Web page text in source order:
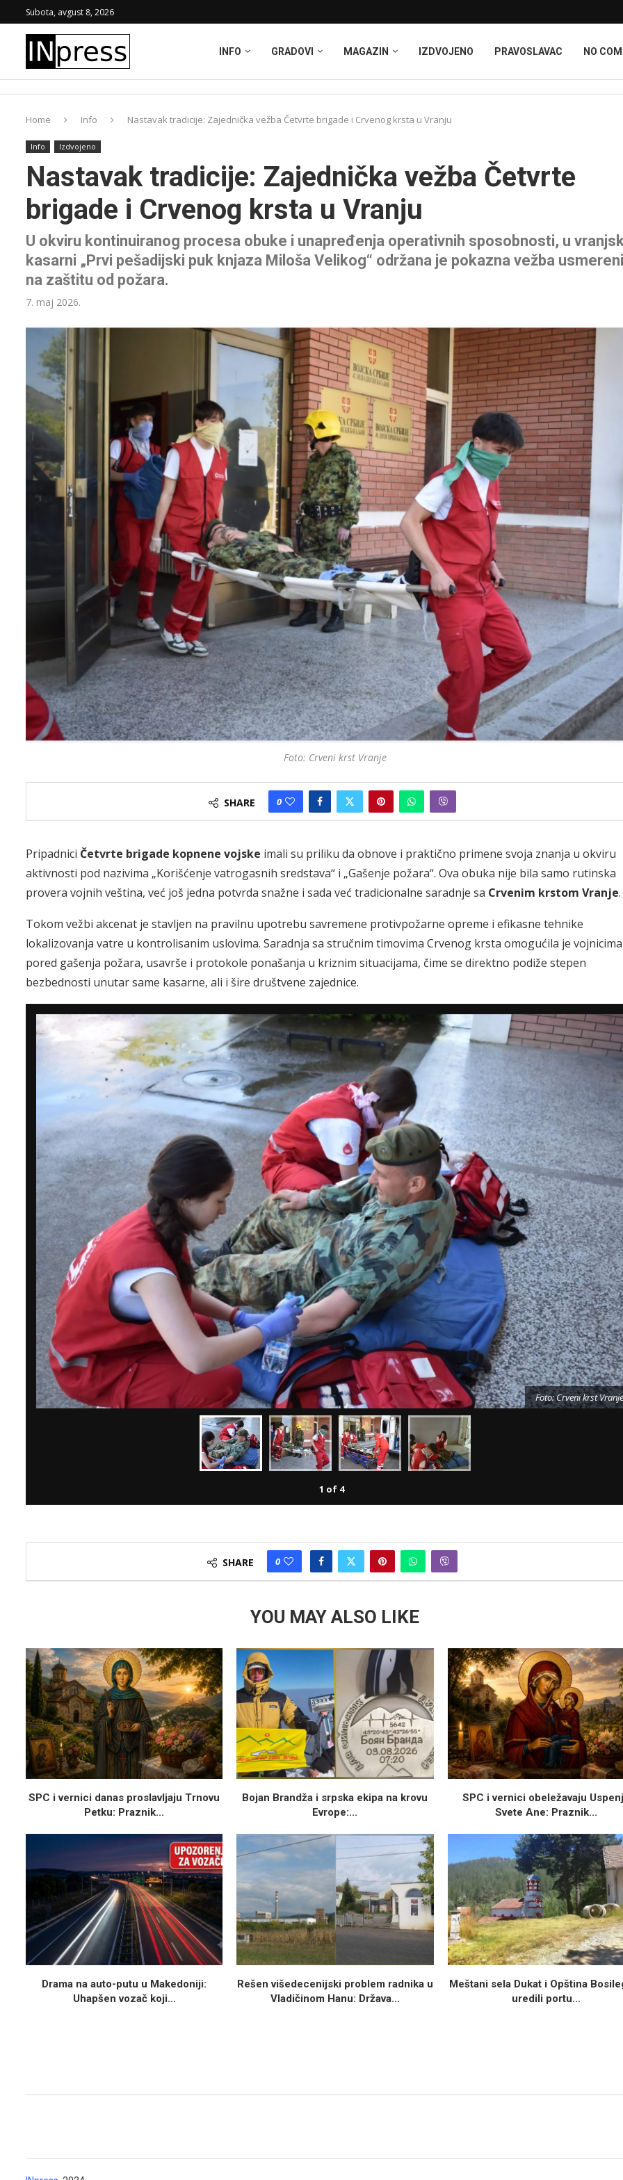
Subota, avgust 8, 2026
INFO GRADOVI MAGAZIN IZDVOJENO PRAVOSLAVAC NO
Home Info Nastavak tradicije: Zajednička vežba Četvrte brigade i Crvenog krsta u Vranju
Info Izdvojeno
Nastavak tradicije: Zajednička vežba Četvrte
brigade i Crvenog krsta u Vranju
U okviru kontinuiranog procesa obuke i unapređenja operativnih sposobnosti, u
kasarni „Prvi pešadijski puk knjaza Miloša Velikog“ održana je pokazna vežba
na zaštitu od požara.
7. maj 2026.
Foto: Crveni krst Vranje
SHARE 0
Pripadnici Četvrte brigade kopnene vojske imali su priliku da obnove i praktično primene svoja znanja u okviru
aktivnosti pod nazivima „Korišćenje vatrogasnih sredstava“ i „Gašenje požara“. Ova obuka nije bila samo rutinska
provera vojnih veština, već još jedna potvrda snažne i sada već tradicionalne saradnje sa Crvenim krstom Vranje.
Tokom vežbi akcenat je stavljen na pravilnu upotrebu savremene protivpožarne opreme i efikasne tehnike
lokalizovanja vatre u kontrolisanim uslovima. Saradnja sa stručnim timovima Crvenog krsta omogućila je
pored gašenja požara, usavrše i protokole ponašanja u kriznim situacijama, čime se direktno podiže stepen
bezbednosti unutar same kasarne, ali i šire društvene zajednice.
Foto: Crveni krst Vranje
1 of 4
SHARE 0
YOU MAY ALSO LIKE
SPC i vernici danas proslavljaju Trnovu
Petku: Praznik...
Bojan Brandža i srpska ekipa na krovu
Evrope:...
SPC i vernici obeležavaju
Svete Ane: Praznik...
Drama na auto-putu u Makedoniji:
Uhapšen vozač koji...
Rešen višedecenijski problem radnika u
Vladičinom Hanu: Država...
Meštani sela Dukat i Opština
uredili portu...